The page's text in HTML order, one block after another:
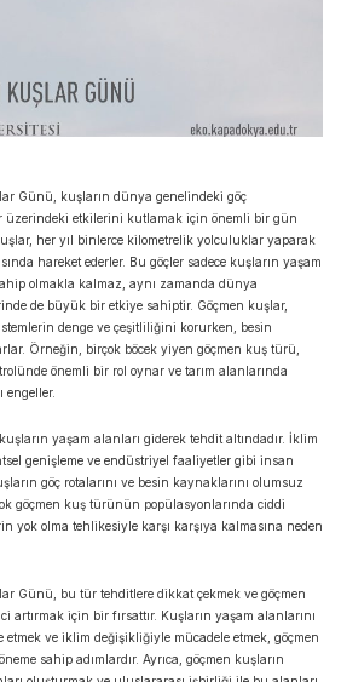
Günü, kuşların dünya genelindeki göç
üzerindeki etkilerini kutlamak için önemli bir gün
her yıl binlerce kilometrelik yolculuklar yaparak
hareket ederler. Bu göçler sadece kuşların yaşam
olmakla kalmaz, aynı zamanda dünya
de büyük bir etkiye sahiptir. Göçmen kuşlar,
denge ve çeşitliliğini korurken, besin
Örneğin, birçok böcek yiyen göçmen kuş türü,
önemli bir rol oynar ve tarım alanlarında
engeller.
yaşam alanları giderek tehdit altındadır. İklim
genişleme ve endüstriyel faaliyetler gibi insan
göç rotalarını ve besin kaynaklarını olumsuz
göçmen kuş türünün popülasyonlarında ciddi
yok olma tehlikesiyle karşı karşıya kalmasına neden
Günü, bu tür tehditlere dikkat çekmek ve göçmen
artırmak için bir fırsattır. Kuşların yaşam alanlarını
etmek ve iklim değişikliğiyle mücadele etmek, göçmen
sahip adımlardır. Ayrıca, göçmen kuşların